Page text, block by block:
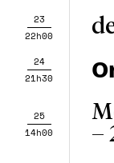
23
22h00
24
21h30
25
14h00
–